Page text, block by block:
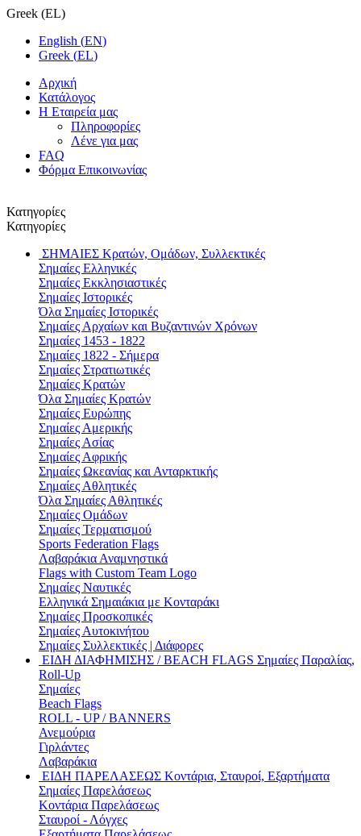
Greek (EL)
English (EN)
Greek (EL)
Αρχική
Κατάλογος
Η Εταιρεία μας
Πληροφορίες
Λένε για μας
FAQ
Φόρμα Επικοινωνίας
Κατηγορίες
Κατηγορίες
ΣΗΜΑΙΕΣ Κρατών, Ομάδων, Συλλεκτικές
Σημαίες Ελληνικές
Σημαίες Εκκλησιαστικές
Σημαίες Ιστορικές
Όλα Σημαίες Ιστορικές
Σημαίες Αρχαίων και Βυζαντινών Χρόνων
Σημαίες 1453 - 1822
Σημαίες 1822 - Σήμερα
Σημαίες Στρατιωτικές
Σημαίες Κρατών
Όλα Σημαίες Κρατών
Σημαίες Ευρώπης
Σημαίες Αμερικής
Σημαίες Ασίας
Σημαίες Αφρικής
Σημαίες Ωκεανίας και Ανταρκτικής
Σημαίες Αθλητικές
Όλα Σημαίες Αθλητικές
Σημαίες Ομάδων
Σημαίες Τερματισμού
Sports Federation Flags
Λαβαράκια Αναμνηστικά
Flags with Custom Team Logo
Σημαίες Ναυτικές
Ελληνικά Σημαιάκια με Κονταράκι
Σημαίες Προσκοπικές
Σημαίες Αυτοκινήτου
Σημαίες Συλλεκτικές | Διάφορες
ΕΙΔΗ ΔΙΑΦΗΜΙΣΗΣ / BEACH FLAGS Σημαίες Παραλίας,
Roll-Up
Σημαίες
Beach Flags
ROLL - UP / BANNERS
Ανεμούρια
Γιρλάντες
Λαβαράκια
ΕΙΔΗ ΠΑΡΕΛΑΣΕΩΣ Κοντάρια, Σταυροί, Εξαρτήματα
Σημαίες Παρελάσεως
Κοντάρια Παρελάσεως
Σταυροί - Λόγχες